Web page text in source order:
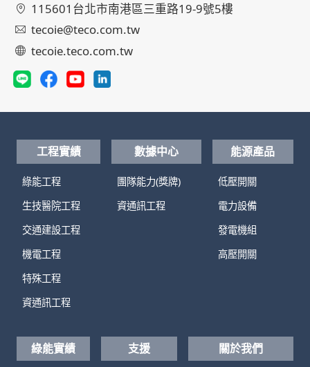
115601台北市南港區三重路19-9號5樓
tecoie@teco.com.tw
tecoie.teco.com.tw
工程實績
綠能工程
生技醫院工程
交通建設工程
機電工程
特殊工程
資通訊工程
數據中心
團隊能力(獎牌)
資通訊工程
能源產品
低壓開關
電力設備
發電機組
高壓開關
綠能實績 支援 關於我們